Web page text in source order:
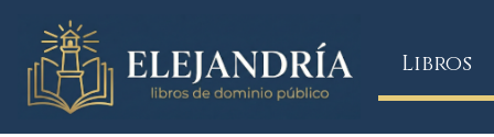
Libros